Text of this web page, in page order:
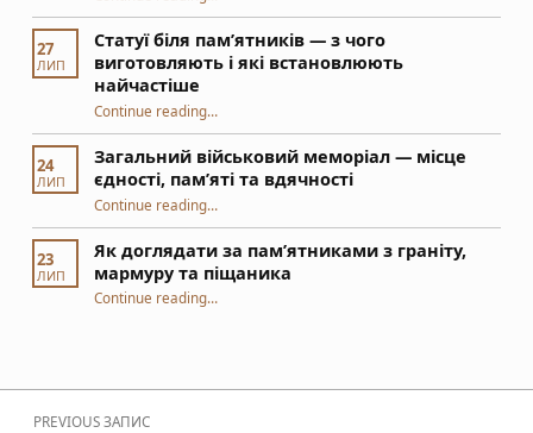
27
ЛИП
Статуї біля пам’ятників — з чого
виготовляють і які встановлюють
найчастіше
Continue reading“Статуї біля пам’ятників — з чого виготовляють і які встановлюють найчастіше”
…
24
ЛИП
Загальний військовий меморіал — місце
єдності, пам’яті та вдячності
Continue reading“Загальний військовий меморіал — місце єдності, пам’яті та вдячності”
…
23
ЛИП
Як доглядати за пам’ятниками з граніту,
мармуру та піщаника
Continue reading“Як доглядати за пам’ятниками з граніту, мармуру та піщаника”
…
Навігація записів
PREVIOUS ЗАПИС